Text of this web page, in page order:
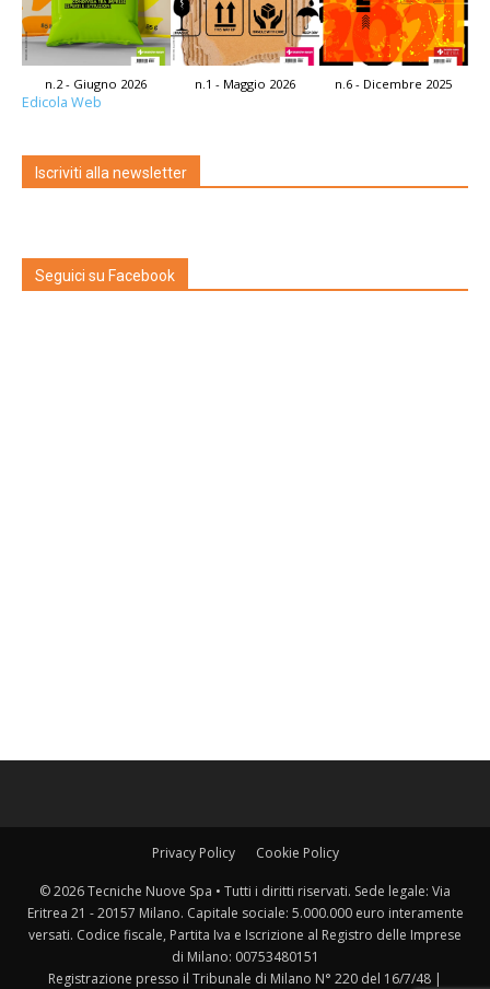
n.2 - Giugno 2026 n.1 - Maggio 2026 n.6 - Dicembre 2025
Edicola Web
Iscriviti alla newsletter
Seguici su Facebook
Privacy Policy Cookie Policy
© 2026 Tecniche Nuove Spa • Tutti i diritti riservati. Sede legale: Via
Eritrea 21 - 20157 Milano. Capitale sociale: 5.000.000 euro interamente
versati. Codice fiscale, Partita Iva e Iscrizione al Registro delle Imprese
di Milano: 00753480151
Registrazione presso il Tribunale di Milano N° 220 del 16/7/48 |